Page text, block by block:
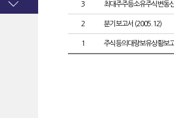
3 최대주주등소유주식변동
2 분기보고서 (2005.12)
1 주식등의대량보유상황보